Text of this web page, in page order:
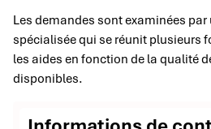
Les demandes sont examinées
spécialisée qui se réunit plusieurs
les aides en fonction de la qualité
disponibles.